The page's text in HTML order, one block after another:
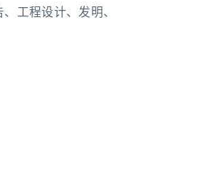
工程设计、发明、